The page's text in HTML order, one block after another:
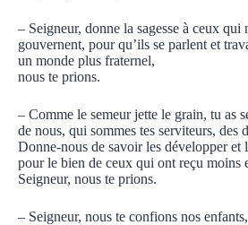
– Seigneur, donne la sagesse à ceux qui
gouvernent, pour qu’ils se parlent et
un monde plus fraternel,
nous te prions.
– Comme le semeur jette le grain, tu as
de nous, qui sommes tes serviteurs, des
Donne-nous de savoir les développer et
pour le bien de ceux qui ont reçu moins
Seigneur, nous te prions.
– Seigneur, nous te confions nos